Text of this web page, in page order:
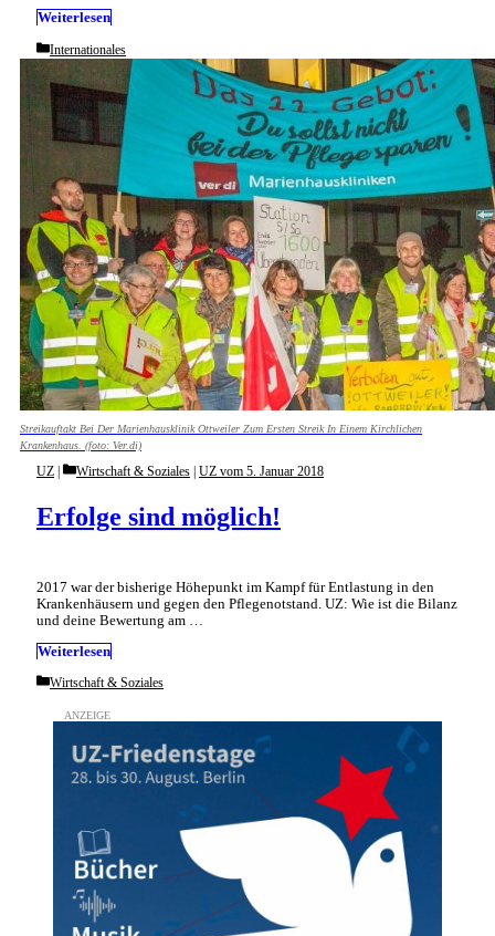
Weiterlesen
Categories
Internationales
Streikauftakt Bei Der Marienhausklinik Ottweiler Zum Ersten Streik In Einem Kirchlichen
Krankenhaus. (foto: Ver.di)
Erfolge sind möglich!
UZ Categories
Wirtschaft & Soziales UZ vom 5. Januar 2018
2017 war der bisherige Höhepunkt im Kampf für Entlastung in den
Krankenhäusern und gegen den Pflegenotstand. UZ: Wie ist die Bilanz
und deine Bewertung am …
Weiterlesen
Categories
Wirtschaft & Soziales